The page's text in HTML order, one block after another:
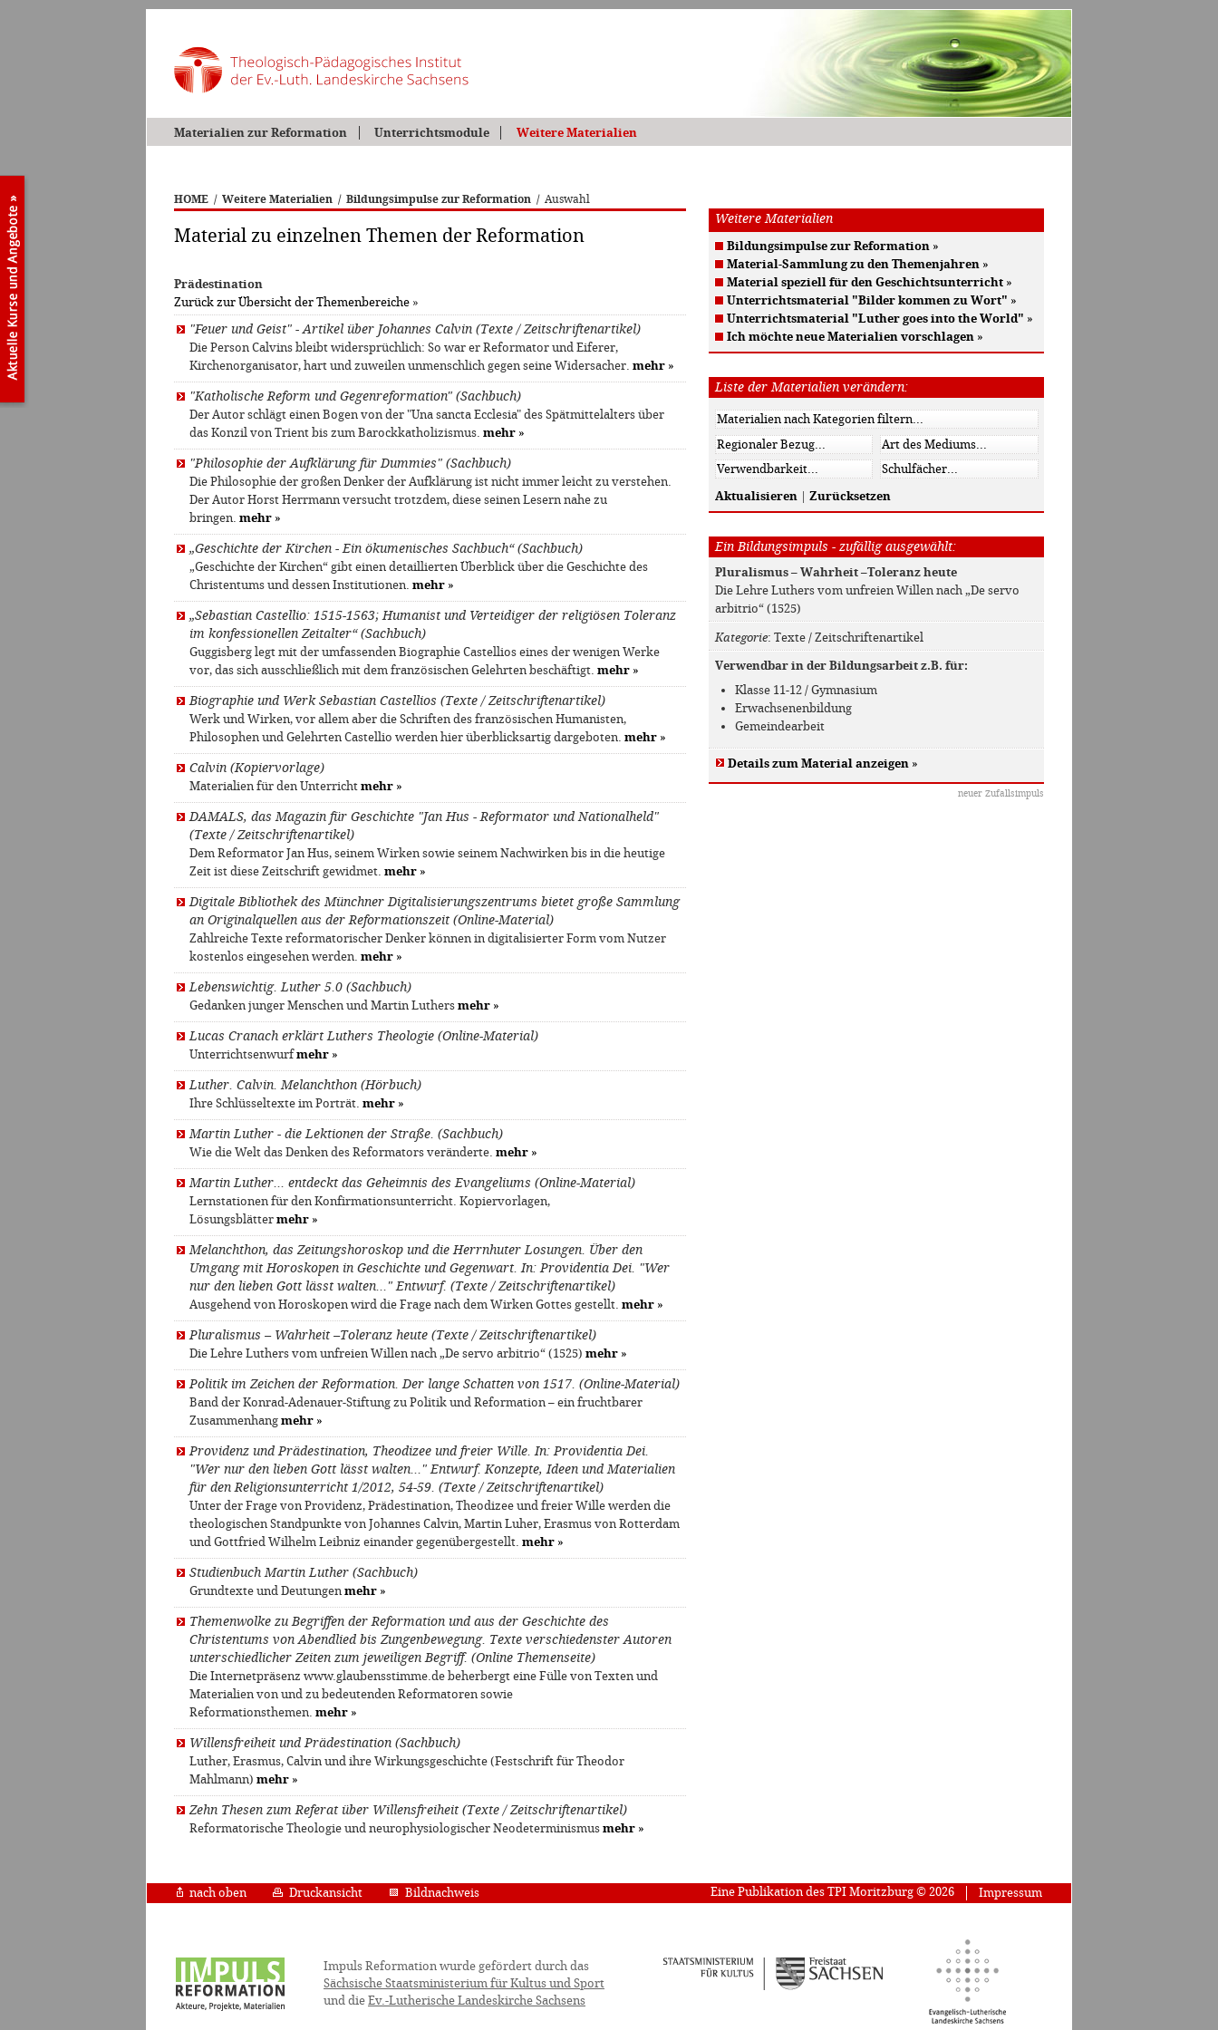
Materialien zur Reformation Unterrichtsmodule Weitere Materialien
HOME / Weitere Materialien / Bildungsimpulse zur Reformation / Auswahl
Material zu einzelnen Themen der Reformation
Prädestination
Zurück zur Übersicht der Themenbereiche »
"Feuer und Geist" - Artikel über Johannes Calvin (Texte / Zeitschriftenartikel)
Die Person Calvins bleibt widersprüchlich: So war er Reformator und Eiferer,
Kirchenorganisator, hart und zuweilen unmenschlich gegen seine Widersacher. mehr »
"Katholische Reform und Gegenreformation" (Sachbuch)
Der Autor schlägt einen Bogen von der "Una sancta Ecclesia" des Spätmittelalters über
das Konzil von Trient bis zum Barockkatholizismus. mehr »
"Philosophie der Aufklärung für Dummies" (Sachbuch)
Die Philosophie der großen Denker der Aufklärung ist nicht immer leicht zu verstehen.
Der Autor Horst Herrmann versucht trotzdem, diese seinen Lesern nahe zu
bringen. mehr »
„Geschichte der Kirchen - Ein ökumenisches Sachbuch“ (Sachbuch)
„Geschichte der Kirchen“ gibt einen detaillierten Überblick über die Geschichte des
Christentums und dessen Institutionen. mehr »
„Sebastian Castellio: 1515-1563; Humanist und Verteidiger der religiösen Toleranz
im konfessionellen Zeitalter“ (Sachbuch)
Guggisberg legt mit der umfassenden Biographie Castellios eines der wenigen Werke
vor, das sich ausschließlich mit dem französischen Gelehrten beschäftigt. mehr »
Biographie und Werk Sebastian Castellios (Texte / Zeitschriftenartikel)
Werk und Wirken, vor allem aber die Schriften des französischen Humanisten,
Philosophen und Gelehrten Castellio werden hier überblicksartig dargeboten. mehr »
Calvin (Kopiervorlage)
Materialien für den Unterricht mehr »
DAMALS, das Magazin für Geschichte "Jan Hus - Reformator und Nationalheld"
(Texte / Zeitschriftenartikel)
Dem Reformator Jan Hus, seinem Wirken sowie seinem Nachwirken bis in die heutige
Zeit ist diese Zeitschrift gewidmet. mehr »
Digitale Bibliothek des Münchner Digitalisierungszentrums bietet große Sammlung
an Originalquellen aus der Reformationszeit (Online-Material)
Zahlreiche Texte reformatorischer Denker können in digitalisierter Form vom Nutzer
kostenlos eingesehen werden. mehr »
Lebenswichtig. Luther 5.0 (Sachbuch)
Gedanken junger Menschen und Martin Luthers mehr »
Lucas Cranach erklärt Luthers Theologie (Online-Material)
Unterrichtsenwurfmehr »
Luther. Calvin. Melanchthon (Hörbuch)
Ihre Schlüsseltexte im Porträt. mehr »
Martin Luther - die Lektionen der Straße. (Sachbuch)
Wie die Welt das Denken des Reformators veränderte. mehr »
Martin Luther... entdeckt das Geheimnis des Evangeliums (Online-Material)
Lernstationen für den Konfirmationsunterricht. Kopiervorlagen,
Lösungsblätter mehr »
Melanchthon, das Zeitungshoroskop und die Herrnhuter Losungen. Über den
Umgang mit Horoskopen in Geschichte und Gegenwart. In: Providentia Dei. "Wer
nur den lieben Gott lässt walten…" Entwurf. (Texte / Zeitschriftenartikel)
Ausgehend von Horoskopen wird die Frage nach dem Wirken Gottes gestellt. mehr »
Pluralismus – Wahrheit –Toleranz heute (Texte / Zeitschriftenartikel)
Die Lehre Luthers vom unfreien Willen nach „De servo arbitrio“ (1525) mehr »
Politik im Zeichen der Reformation. Der lange Schatten von 1517. (Online-Material)
Band der Konrad-Adenauer-Stiftung zu Politik und Reformation – ein fruchtbarer
Zusammenhang mehr »
Providenz und Prädestination, Theodizee und freier Wille. In: Providentia Dei.
"Wer nur den lieben Gott lässt walten…" Entwurf. Konzepte, Ideen und Materialien
für den Religionsunterricht 1/2012, 54-59. (Texte / Zeitschriftenartikel)
Unter der Frage von Providenz, Prädestination, Theodizee und freier Wille werden die
theologischen Standpunkte von Johannes Calvin, Martin Luher, Erasmus von Rotterdam
und Gottfried Wilhelm Leibniz einander gegenübergestellt. mehr »
Studienbuch Martin Luther (Sachbuch)
Grundtexte und Deutungen mehr »
Themenwolke zu Begriffen der Reformation und aus der Geschichte des
Christentums von Abendlied bis Zungenbewegung. Texte verschiedenster Autoren
unterschiedlicher Zeiten zum jeweiligen Begriff. (Online Themenseite)
Die Internetpräsenz www.glaubensstimme.de beherbergt eine Fülle von Texten und
Materialien von und zu bedeutenden Reformatoren sowie
Reformationsthemen. mehr »
Willensfreiheit und Prädestination (Sachbuch)
Luther, Erasmus, Calvin und ihre Wirkungsgeschichte (Festschrift für Theodor
Mahlmann) mehr »
Zehn Thesen zum Referat über Willensfreiheit (Texte / Zeitschriftenartikel)
Reformatorische Theologie und neurophysiologischer Neodeterminismus mehr »
Weitere Materialien
Bildungsimpulse zur Reformation »
Material-Sammlung zu den Themenjahren »
Material speziell für den Geschichtsunterricht »
Unterrichtsmaterial "Bilder kommen zu Wort" »
Unterrichtsmaterial "Luther goes into the World" »
Ich möchte neue Materialien vorschlagen »
Liste der Materialien verändern:
Aktualisieren Zurücksetzen
Ein Bildungsimpuls - zufällig ausgewählt:
Pluralismus – Wahrheit –Toleranz heute
Die Lehre Luthers vom unfreien Willen nach „De servo
arbitrio“ (1525)
Kategorie: Texte / Zeitschriftenartikel
Verwendbar in der Bildungsarbeit z.B. für:
Klasse 11-12 / Gymnasium
Erwachsenenbildung
Gemeindearbeit
Details zum Material anzeigen»
neuer Zufallsimpuls
Impressum
Eine Publikation des TPI Moritzburg © 2026
nach oben Druckansicht Bildnachweis
Impuls Reformation wurde gefördert durch das
Sächsische Staatsministerium für Kultus und Sport
und die Ev.-Lutherische Landeskirche Sachsens